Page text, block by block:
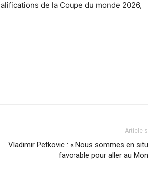
de la Coupe du monde 2026,
Article
Vladimir Petkovic : « Nous sommes en
favorable pour aller au